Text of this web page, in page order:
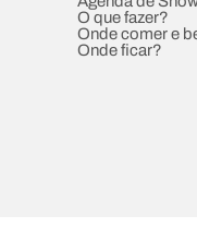
O que fazer?
Onde comer e
Onde ficar?